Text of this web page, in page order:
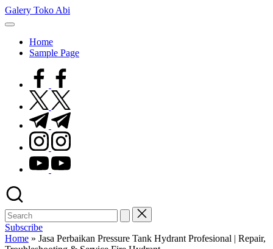
Skip
to
Galery Toko Abi
Home
Sample Page
facebook.com
twitter.com
t.me
instagram.com
youtube.com
Subscribe
Home » Jasa Perbaikan Pressure Tank Hydrant Profesional | Repair,